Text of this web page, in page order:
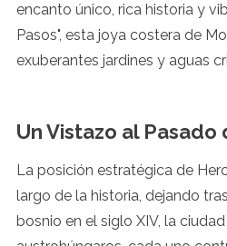
Kosovo
Letonia
Liechtenstein
Madeira
Moldavia
Mónaco
Montenegro
Países Bajos
encanto único, rica historia y
Pasos", esta joya costera de
exuberantes jardines y aguas
Un Vistazo al
La posición estratégica de
largo de la historia, dejando
bosnio en el siglo XIV, la